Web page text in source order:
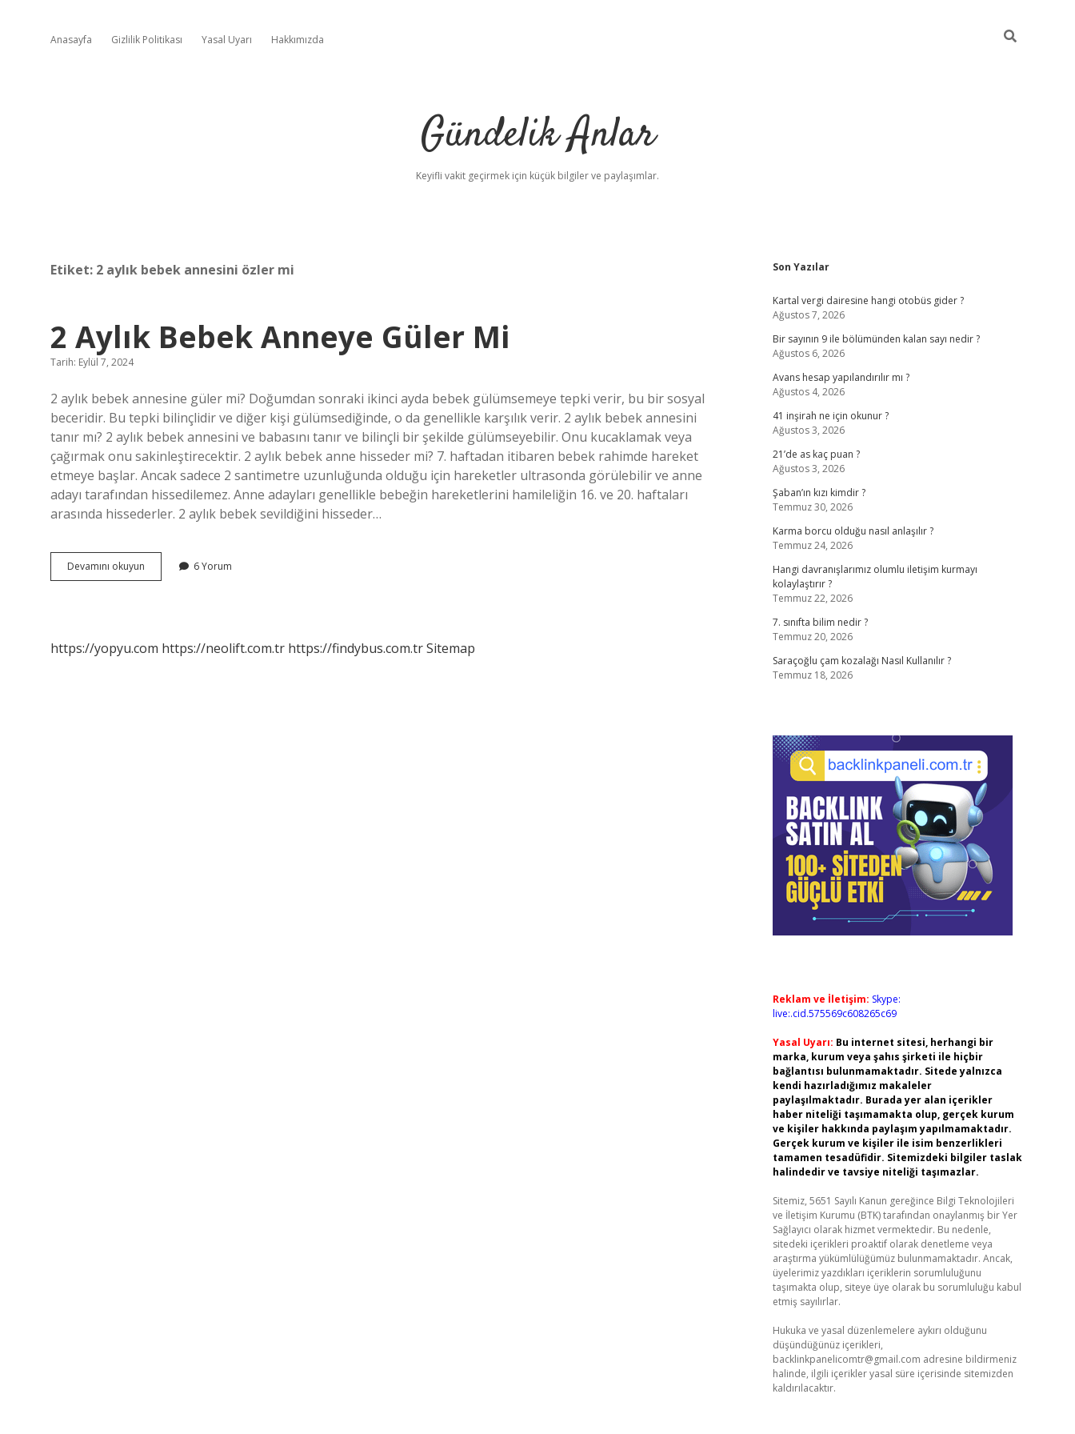
Anasayfa Gizlilik Politikası Yasal Uyarı Hakkımızda
Gündelik Anlar
Keyifli vakit geçirmek için küçük bilgiler ve paylaşımlar.
Etiket: 2 aylık bebek annesini özler mi
2 Aylık Bebek Anneye Güler Mi
Tarih: Eylül 7, 2024
2 aylık bebek annesine güler mi? Doğumdan sonraki ikinci ayda bebek gülümsemeye tepki verir, bu bir sosyal
beceridir. Bu tepki bilinçlidir ve diğer kişi gülümsediğinde, o da genellikle karşılık verir. 2 aylık bebek annesini
tanır mı? 2 aylık bebek annesini ve babasını tanır ve bilinçli bir şekilde gülümseyebilir. Onu kucaklamak veya
çağırmak onu sakinleştirecektir. 2 aylık bebek anne hisseder mi? 7. haftadan itibaren bebek rahimde hareket
etmeye başlar. Ancak sadece 2 santimetre uzunluğunda olduğu için hareketler ultrasonda görülebilir ve anne
adayı tarafından hissedilemez. Anne adayları genellikle bebeğin hareketlerini hamileliğin 16. ve 20. haftaları
arasında hissederler. 2 aylık bebek sevildiğini hisseder…
Devamını okuyun
Aylık
6 Yorum
https://yopyu.com https://neolift.com.tr https://findybus.com.trSitemap
Sidebar
Son Yazılar
Kartal vergi dairesine hangi otobüs gider ?
Ağustos 7, 2026
Bir sayının 9 ile bölümünden kalan sayı nedir ?
Ağustos 6, 2026
Avans hesap yapılandırılır mı ?
Ağustos 4, 2026
41 inşirah ne için okunur ?
Ağustos 3, 2026
21’de as kaç puan ?
Ağustos 3, 2026
Şaban’ın kızı kimdir ?
Temmuz 30, 2026
Karma borcu olduğu nasıl anlaşılır ?
Temmuz 24, 2026
Hangi davranışlarımız olumlu iletişim kurmayı
kolaylaştırır ?
Temmuz 22, 2026
7. sınıfta bilim nedir ?
Temmuz 20, 2026
Saraçoğlu çam kozalağı Nasıl Kullanılır ?
Temmuz 18, 2026
Reklam ve İletişim: Skype:
live:.cid.575569c608265c69
Yasal Uyarı: Bu internet sitesi, herhangi bir
marka, kurum veya şahıs şirketi ile hiçbir
bağlantısı bulunmamaktadır. Sitede yalnızca
kendi hazırladığımız makaleler
paylaşılmaktadır. Burada yer alan içerikler
haber niteliği taşımamakta olup, gerçek kurum
ve kişiler hakkında paylaşım yapılmamaktadır.
Gerçek kurum ve kişiler ile isim benzerlikleri
tamamen tesadüfidir. Sitemizdeki bilgiler taslak
halindedir ve tavsiye niteliği taşımazlar.
Sitemiz, 5651 Sayılı Kanun gereğince Bilgi Teknolojileri
ve İletişim Kurumu (BTK) tarafından onaylanmış bir Yer
Sağlayıcı olarak hizmet vermektedir. Bu nedenle,
sitedeki içerikleri proaktif olarak denetleme veya
araştırma yükümlülüğümüz bulunmamaktadır. Ancak,
üyelerimiz yazdıkları içeriklerin sorumluluğunu
taşımakta olup, siteye üye olarak bu sorumluluğu kabul
etmiş sayılırlar.
Hukuka ve yasal düzenlemelere aykırı olduğunu
düşündüğünüz içerikleri,
backlinkpanelicomtr@gmail.com adresine bildirmeniz
halinde, ilgili içerikler yasal süre içerisinde sitemizden
kaldırılacaktır.